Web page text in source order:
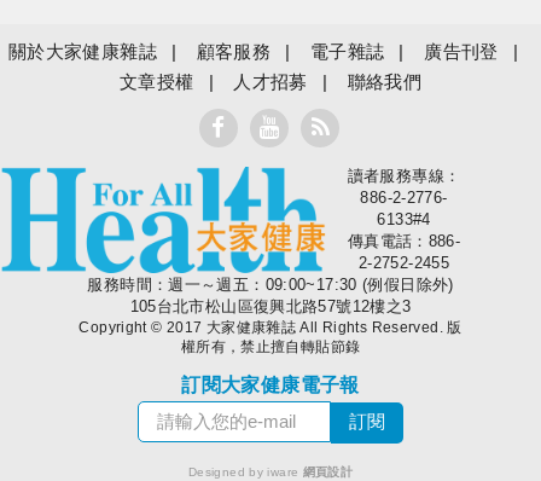
關於大家健康雜誌 顧客服務 電子雜誌
廣告刊登
文章授權
人才招募 聯絡我們
大家健康
讀者服務專線：
886-2-2776-
6133#4
傳真電話：886-
2-2752-2455
服務時間：週一～週五：09:00~17:30 (例假日除外)
105台北市松山區復興北路57號12樓之3
Copyright © 2017 大家健康雜誌 All Rights Reserved. 版
權所有，禁止擅自轉貼節錄
訂閱大家健康電子報
Designed by iware 網頁設計